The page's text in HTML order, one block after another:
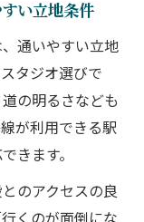
い立地条件
通いやすい立地
タジオ選びで
の明るさなども
が利用できる駅
きます。
のアクセスの良